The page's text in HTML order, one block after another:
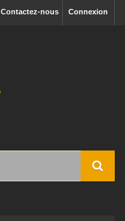
Connexion
Contactez-nous